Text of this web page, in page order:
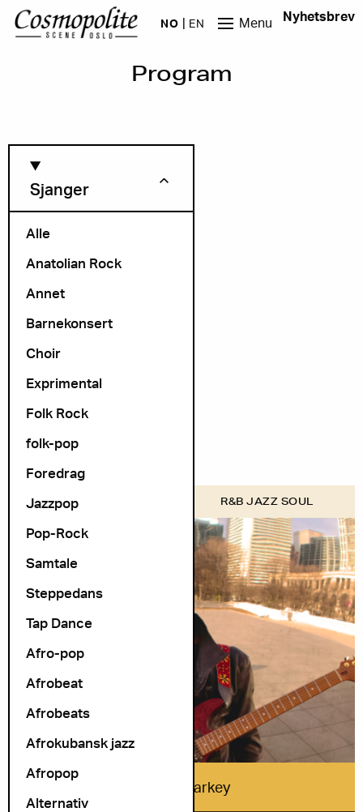
Hopp til hovedinnhold
NO EN Menu Nyhetsbrev
Program
Sjanger
Alle
Anatolian Rock
Annet
Barnekonsert
Choir
Exprimental
Folk Rock
folk-pop
Foredrag
Jazzpop
Pop-Rock
Samtale
Steppedans
Tap Dance
Afro-pop
Afrobeat
Afrobeats
Afrokubansk jazz
Afropop
Alternativ
Måned
Arrangør
COSMOPOLITE R&B JAZZ SOUL
Isaiah Sharkey